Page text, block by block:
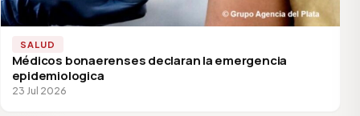
SALUD
Médicos bonaerenses declaran la emergencia
epidemiologica
23 Jul 2026